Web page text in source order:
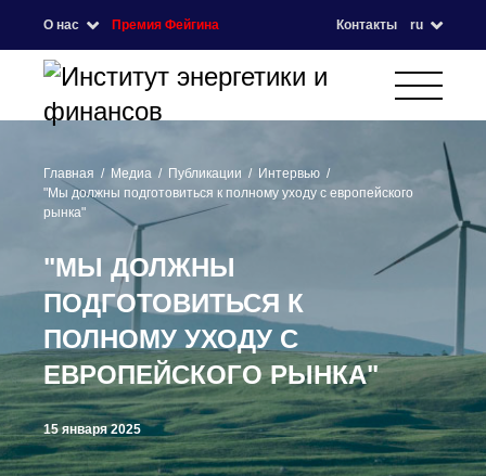
О нас Премия Фейгина Контакты ru
Главная Медиа Публикации
Интервью
"Мы должны подготовиться к полному уходу с европейского
рынка"
"МЫ ДОЛЖНЫ
ПОДГОТОВИТЬСЯ К
ПОЛНОМУ УХОДУ С
ЕВРОПЕЙСКОГО РЫНКА"
15 января 2025